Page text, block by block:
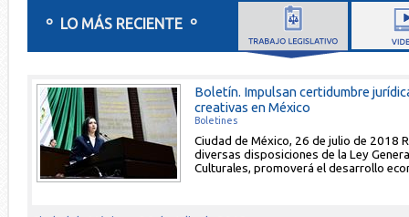
º LO MÁS RECIENTE º
Boletín. Impulsan certidumbre
creativas en México
Boletines
Ciudad de México, 26 de julio de 2018
diversas disposiciones de la Ley
Culturales, promoverá el desarrollo